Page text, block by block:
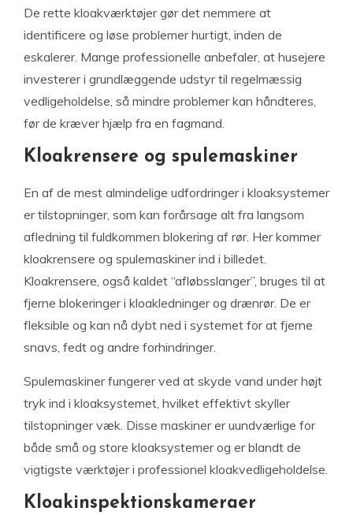
De rette kloakværktøjer gør det nemmere at
identificere og løse problemer hurtigt, inden de
eskalerer. Mange professionelle anbefaler, at husejere
investerer i grundlæggende udstyr til regelmæssig
vedligeholdelse, så mindre problemer kan håndteres,
før de kræver hjælp fra en fagmand.
Kloakrensere og spulemaskiner
En af de mest almindelige udfordringer i kloaksystemer
er tilstopninger, som kan forårsage alt fra langsom
afledning til fuldkommen blokering af rør. Her kommer
kloakrensere og spulemaskiner ind i billedet.
Kloakrensere, også kaldet “afløbsslanger”, bruges til at
fjerne blokeringer i kloakledninger og drænrør. De er
fleksible og kan nå dybt ned i systemet for at fjerne
snavs, fedt og andre forhindringer.
Spulemaskiner fungerer ved at skyde vand under højt
tryk ind i kloaksystemet, hvilket effektivt skyller
tilstopninger væk. Disse maskiner er uundværlige for
både små og store kloaksystemer og er blandt de
vigtigste værktøjer i professionel kloakvedligeholdelse.
Kloakinspektionskameraer